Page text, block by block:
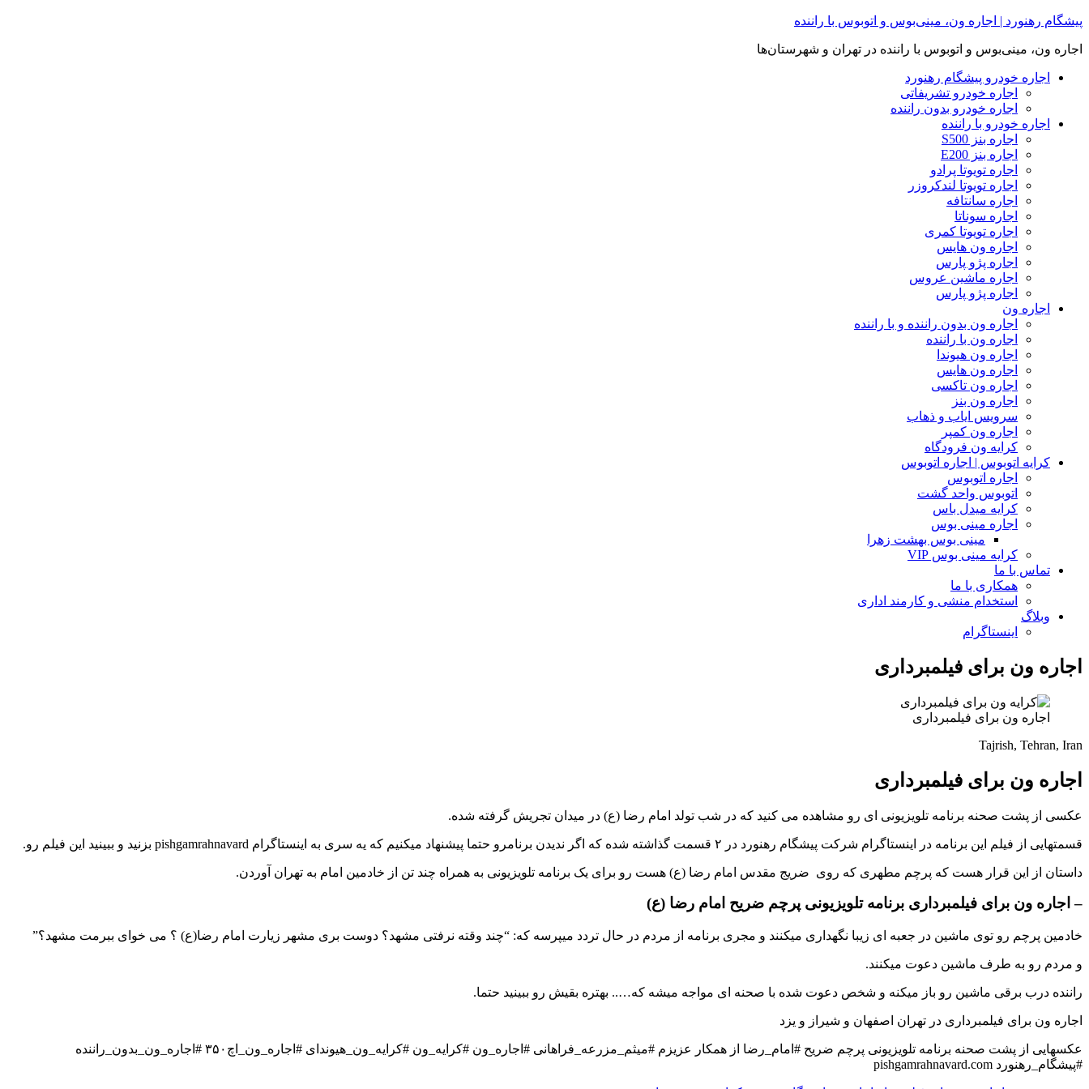
Skip
content
پیشگام رهنورد | اجاره ون، مینی‌بوس و اتوبوس با راننده
اجاره ون، مینی‌بوس و اتوبوس با راننده در تهران و شهرستان‌ها
اجاره خودرو پیشگام رهنورد
اجاره خودرو تشریفاتی
اجاره خودرو بدون راننده
اجاره خودرو با راننده
اجاره بنز S500
اجاره بنز E200
اجاره تویوتا پرادو
اجاره تویوتا لندکروزر
اجاره سانتافه
اجاره سوناتا
اجاره تویوتا کمری
اجاره ون هایس
اجاره پژو پارس
اجاره ماشین عروس
اجاره پژو پارس
اجاره ون
اجاره ون بدون راننده و با راننده
اجاره ون با راننده
اجاره ون هیوندا
اجاره ون هایس
اجاره ون تاکسی
اجاره ون بنز
سرویس ایاب و ذهاب
اجاره ون کمپر
کرایه ون فرودگاه
کرایه اتوبوس | اجاره اتوبوس
اجاره اتوبوس
اتوبوس واحد گشت
کرایه میدل باس
اجاره مینی بوس
مینی بوس بهشت زهرا
کرایه مینی بوس VIP
تماس با ما
همکاری با ما
استخدام منشی و کارمند اداری
وبلاگ
اینستاگرام
اجاره ون برای فیلمبرداری
اجاره ون برای فیلمبرداری
Tajrish, Tehran, Iran
اجاره ون برای فیلمبرداری
عکسی از پشت صحنه برنامه تلویزیونی ای رو مشاهده می کنید که در شب تولد امام رضا (ع) در میدان تجریش گرفته شده.
قسمتهایی از فیلم این برنامه در اینستاگرام شرکت پیشگام رهنورد در ۲ قسمت گذاشته شده که اگر ندیدن برنامرو حتما پیشنهاد میکنیم که یه سری به اینستاگرام pishgamrahnavard بزنید و ببینید این فیلم رو.
داستان از این قرار هست که پرچم مطهری که روی ضریج مقدس امام رضا (ع) هست رو برای یک برنامه تلویزیونی به همراه چند تن از خادمین امام به تهران آوردن.
– اجاره ون برای فیلمبرداری برنامه تلویزیونی پرچم ضریح امام رضا (ع)
خادمین پرچم رو توی ماشین در جعبه ای زیبا نگهداری میکنند و مجری برنامه از مردم در حال تردد میپرسه که: “چند وقته نرفتی مشهد؟ دوست بری مشهر زیارت امام رضا(ع) ؟ می خوای ببرمت مشهد؟”
و مردم رو به طرف ماشین دعوت میکنند.
راننده درب برقی ماشین رو باز میکنه و شخص دعوت شده با صحنه ای مواجه میشه که….. بهتره بقیش رو ببینید حتما.
اجاره ون برای فیلمبرداری در تهران اصفهان و شیراز و یزد
عکسهایی از پشت صحنه برنامه تلویزیونی پرچم ضریح #امام_رضا از همکار عزیزم #میثم_مزرعه_فراهانی #اجاره_ون #کرایه_ون #کرایه_ون_هیوندای #اجاره_ون_اچ۳۵۰ #اجاره_ون_بدون_راننده
#پیشگام_رهنورد pishgamrahnavard.com